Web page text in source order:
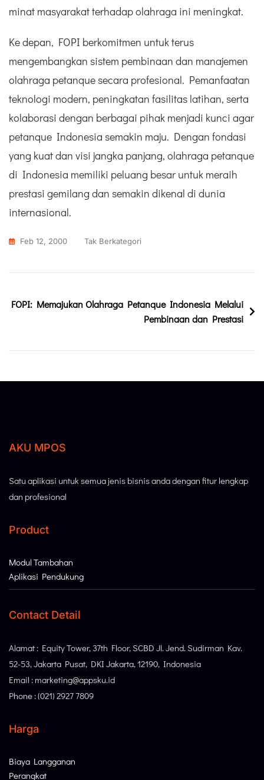
minat masyarakat terhadap olahraga ini meningkat.
Ke depan, FOPI berkomitmen untuk terus
mengembangkan sistem pembinaan dan manajemen
olahraga petanque secara profesional. Pemanfaatan
teknologi modern, peningkatan fasilitas latihan, serta
kolaborasi dengan berbagai pihak menjadi kunci agar
petanque Indonesia semakin maju. Dengan fondasi
yang kuat dan visi jangka panjang, olahraga petanque
di Indonesia memiliki peluang besar untuk meraih
prestasi gemilang dan semakin dikenal di dunia
internasional.
Feb 12, 2000 Tak Berkategori
FOPI: Memajukan Olahraga Petanque Indonesia Melalui
Pembinaan dan Prestasi
AKU MPOS
Satu aplikasi untuk semua jenis bisnis anda dengan fitur lengkap
dan profesional
Product
Modul Tambahan
Aplikasi Pendukung
Contact Detail
Alamat : Equity Tower, 37th Floor, SCBD Jl. Jend. Sudirman Kav.
52-53, Jakarta Pusat, DKI Jakarta, 12190, Indonesia
Email : marketing@appsku.id
Phone : (021) 2927 7809
Harga
Biaya Langganan
Perangkat